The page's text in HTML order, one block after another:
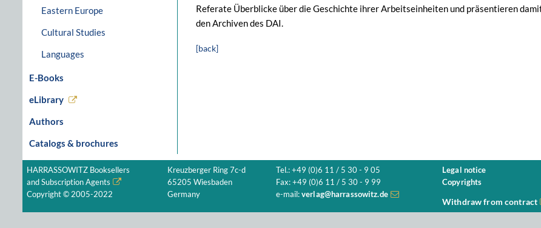
Eastern Europe
Cultural Studies
Languages
E-Books
eLibrary
Authors
Catalogs & brochures
Referate Überblicke über die Geschichte ihrer Arbeitseinheiten und präsentieren
den Archiven des DAI.
[back]
HARRASSOWITZ Booksellers
and Subscription Agents
Copyright © 2005-2022
Kreuzberger Ring 7c-d
65205 Wiesbaden
Germany
Tel.: +49 (0)6 11 / 5 30 - 9 05
Fax: +49 (0)6 11 / 5 30 - 9 99
e-mail: verlag@harrassowitz.de
Legal notice
Copyrights
Withdraw from contract